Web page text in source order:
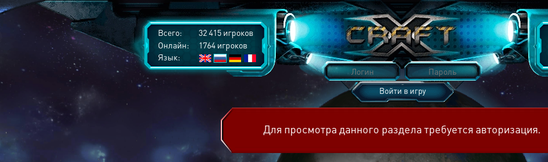
Всего:
32 415 игроков
Онлайн:
1764 игроков
Язык:
Войти в игру
Для просмотра данного раздела требуется авторизация.